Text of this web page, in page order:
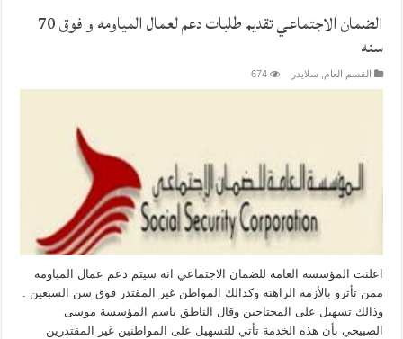
الضمان الاجتماعي تقديم طلبات دعم لعمال المياومه و فوق 70
سنه
القسم العام سلايدر 674
اعلنت المؤسسه العامه للضمان الاجتماعي انه سيتم دعم عمال المياومه
ممن تأثرو بالأزمه الراهنه وكذالك المواطن غير المقتدر فوق سن السبعين .
وذالك تسهيل على المحتاجين وقال الناطق باسم المؤسسة موسى
الصبيحي بأن هذه الخدمة تأتي للتسهيل على المواطنين غير المقتدرين